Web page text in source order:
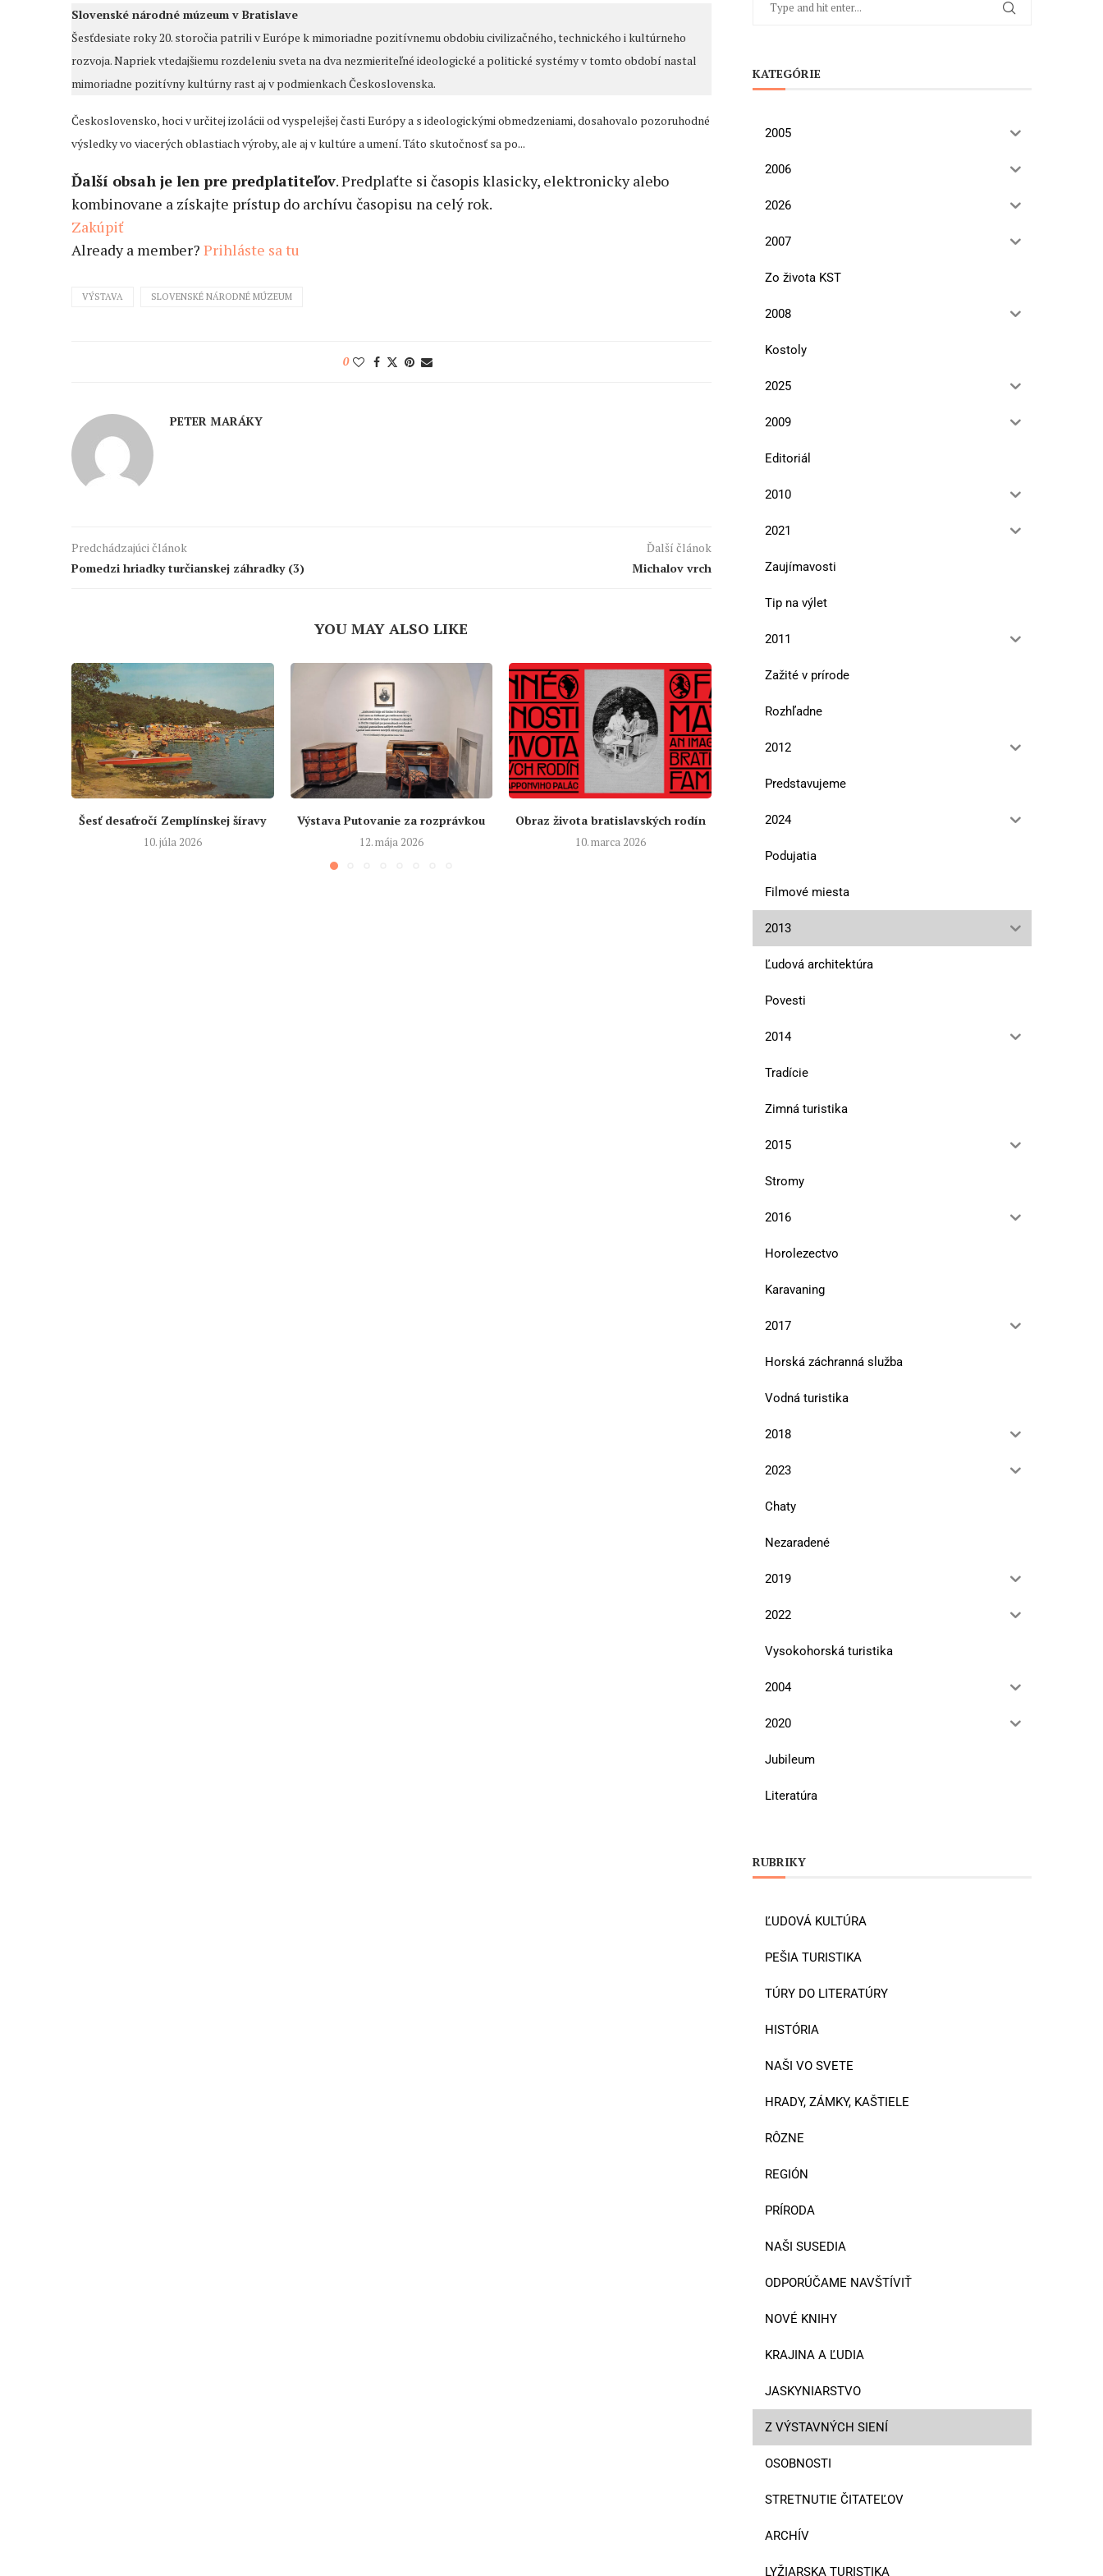
Slovenské národné múzeum v Bratislave
Šesťdesiate roky 20. storočia patrili v Európe k mimoriadne pozitívnemu obdobiu civilizačného, technického i kultúrneho
rozvoja. Napriek vtedajšiemu rozdeleniu sveta na dva nezmieriteľné ideologické a politické systémy v tomto období nastal
mimoriadne pozitívny kultúrny rast aj v podmienkach Československa.
Československo, hoci v určitej izolácii od vyspelejšej časti Európy a s ideologickými obmedzeniami, dosahovalo pozoruhodné
výsledky vo viacerých oblastiach výroby, ale aj v kultúre a umení. Táto skutočnosť sa po...
Ďalší obsah je len pre predplatiteľov. Predplaťte si časopis klasicky, elektronicky alebo
kombinovane a získajte prístup do archívu časopisu na celý rok.
Zakúpiť
Already a member? Prihláste sa tu
VÝSTAVA SLOVENSKÉ NÁRODNÉ MÚZEUM
0
PETER MARÁKY
Predchádzajúci článok
Pomedzi hriadky turčianskej záhradky (3)
Ďalší článok
Michalov vrch
YOU MAY ALSO LIKE
Šesť desaťročí Zemplínskej šíravy
10. júla 2026
Výstava Putovanie za rozprávkou
12. mája 2026
Obraz života bratislavských rodín
10. marca 2026
Chvála hier a hračiek Čo drôt spojil,čas
KATEGÓRIE
2005
2006
2026
2007
Zo života KST
2008
Kostoly
2025
2009
Editoriál
2010
2021
Zaujímavosti
Tip na výlet
2011
Zažité v prírode
Rozhľadne
2012
Predstavujeme
2024
Podujatia
Filmové miesta
2013
Ľudová architektúra
Povesti
2014
Tradície
Zimná turistika
2015
Stromy
2016
Horolezectvo
Karavaning
2017
Horská záchranná služba
Vodná turistika
2018
2023
Chaty
Nezaradené
2019
2022
Vysokohorská turistika
2004
2020
Jubileum
Literatúra
RUBRIKY
ĽUDOVÁ KULTÚRA
PEŠIA TURISTIKA
TÚRY DO LITERATÚRY
HISTÓRIA
NAŠI VO SVETE
HRADY, ZÁMKY, KAŠTIELE
RÔZNE
REGIÓN
PRÍRODA
NAŠI SUSEDIA
ODPORÚČAME NAVŠTÍVIŤ
NOVÉ KNIHY
KRAJINA A ĽUDIA
JASKYNIARSTVO
Z VÝSTAVNÝCH SIENÍ
OSOBNOSTI
STRETNUTIE ČITATEĽOV
ARCHÍV
LYŽIARSKA TURISTIKA